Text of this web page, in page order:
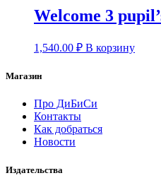
Welcome 3
1,540.00 ₽ В корзину
Магазин
Про ДиБиСи
Контакты
Как добраться
Новости
Издательства